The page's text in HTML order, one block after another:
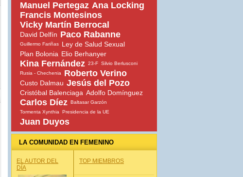
Manuel Pertegaz Ana Locking
Francis Montesinos
Vicky Martín Berrocal
David Delfín Paco Rabanne
Guillermo Fariñas
Ley de Salud Sexual
Plan Bolonia Elio Berhanyer
Kina Fernández 23-F Silvio Berlusconi
Rusia - Chechenia
Roberto Verino
Custo Dalmau Jesús del Pozo
Cristóbal Balenciaga Adolfo Domínguez
Carlos Díez Baltasar Garzón
Tormenta Xynthia
Presidencia de la UE
Juan Duyos
LA COMUNIDAD EN FEMENINO
EL AUTOR DEL
DÍA
TOP MIEMBROS